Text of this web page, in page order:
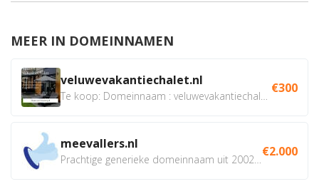
MEER IN DOMEINNAMEN
veluwevakantiechalet.nl €300
meevallers.nl €2.000